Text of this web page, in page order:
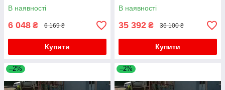
Сірий для Lexus RX 2009-
2015 рр
В наявності
6 048 ₴ 6 169 ₴
Купити
В наявності
35 392 ₴ 36 100 ₴
Купити
–2% –2%